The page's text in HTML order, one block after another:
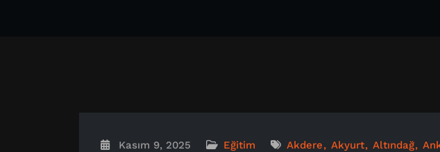
Kasım 9, 2025 Eğitim Akdere Akyurt Altındağ